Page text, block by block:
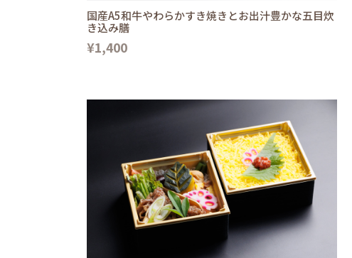
国産A5和牛やわらかすき焼きとお出汁豊かな五目炊
き込み膳
¥1,400